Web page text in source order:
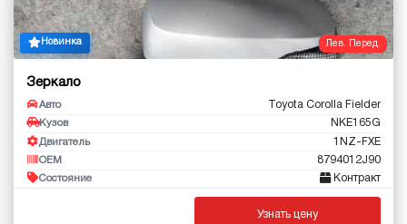
Лев. Перед.
Новинка
Зеркало
Авто Toyota Corolla Fielder
Кузов NKE165G
Двигатель 1NZ-FXE
OEM 8794012J90
Состояние Контракт
Узнать цену